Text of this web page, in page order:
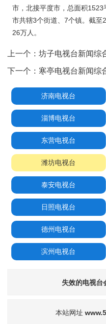
市，北接平度市，总面积
市共辖3个街道、7个镇。截至
26万人。
上一个： 坊子电视台新闻综
下一个： 寒亭电视台新闻综
济南电视台
淄博电视台
东营电视台
潍坊电视台
泰安电视台
日照电视台
德州电视台
滨州电视台
失效的电视
本站网址